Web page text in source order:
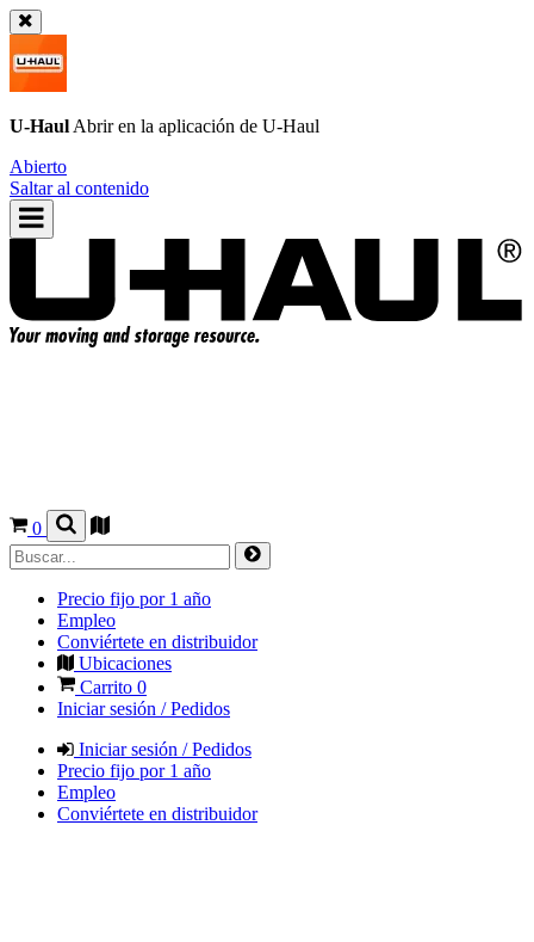
U-Haul Abrir en la aplicación de U-Haul
Abierto
Saltar al contenido
0
Precio fijo por 1 año
Empleo
Conviértete en distribuidor
Ubicaciones
Carrito 0
Iniciar sesión / Pedidos
Iniciar sesión / Pedidos
Precio fijo por 1 año
Empleo
Conviértete en distribuidor